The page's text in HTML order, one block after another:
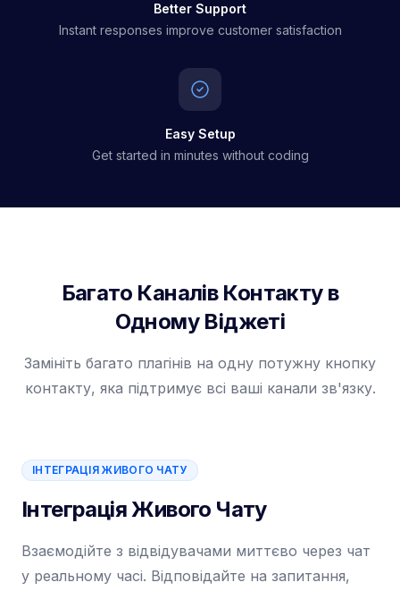
Better Support
Instant responses improve customer satisfaction
Easy Setup
Get started in minutes without coding
Багато Каналів Контакту в
Одному Віджеті
Замініть багато плагінів на одну потужну кнопку
контакту, яка підтримує всі ваші канали зв'язку.
ІНТЕГРАЦІЯ ЖИВОГО ЧАТУ
Інтеграція Живого Чату
Взаємодійте з відвідувачами миттєво через чат
у реальному часі. Відповідайте на запитання,